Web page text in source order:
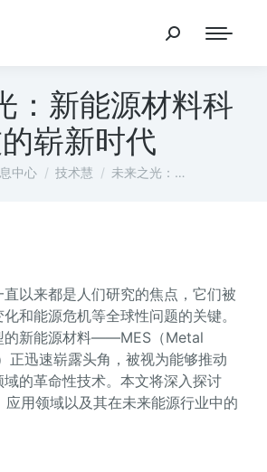
：新能源材料科
崭新时代
中心 技术慧 未来之光：…
以来都是人们研究的焦点，它们被
和能源危机等全球性问题的关键。
的新能源材料——MES（Metal
正迅速崭露头角，被视为能够推动
的革命性技术。本文将深入探讨
应用领域以及其在未来能源行业中的